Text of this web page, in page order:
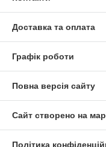
Доставка та оплата
Графік роботи
Повна версія сайту
Сайт створено на
Політика